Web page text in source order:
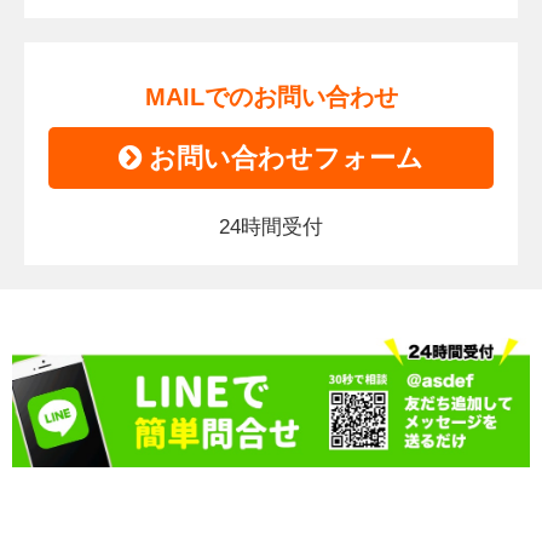
MAILでのお問い合わせ
お問い合わせフォーム
24時間受付